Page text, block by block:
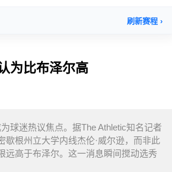
为比布泽尔高
球迷热议焦点。据The Athletic知名记者
根州立大学内线杰伦·威尔逊，而非此
远高于布泽尔。这一消息瞬间搅动选秀